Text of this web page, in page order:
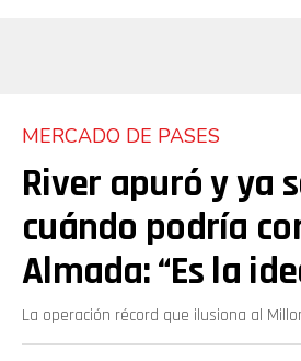
MERCADO DE PASES
River apuró y ya
cuándo podría
Almada: “Es la
La operación récord que ilusiona al